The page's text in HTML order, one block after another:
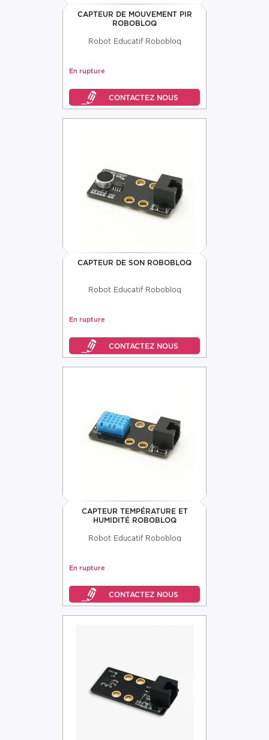
CAPTEUR DE MOUVEMENT PIR
ROBOBLOQ
Robot Educatif Robobloq
En rupture
CAPTEUR DE SON ROBOBLOQ
Robot Educatif Robobloq
En rupture
CAPTEUR TEMPÉRATURE ET
HUMIDITÉ ROBOBLOQ
Robot Educatif Robobloq
En rupture